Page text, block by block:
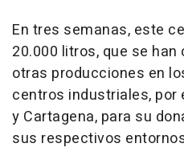
En tres semanas, este
20.000 litros, que se
otras producciones en
centros industriales, por
y Cartagena, para su
sus respectivos